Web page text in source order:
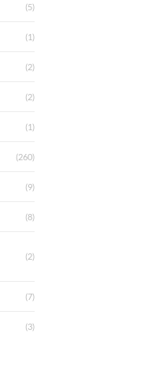
(5)
(1)
(2)
(2)
(1)
(260)
(9)
(8)
(2)
(7)
(3)